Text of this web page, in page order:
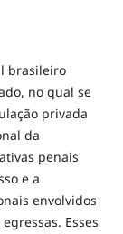
brasileiro
no qual se
privada
da
penais
e a
envolvidos
Esses